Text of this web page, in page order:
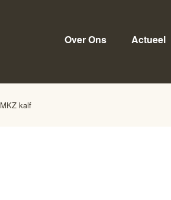
Over Ons Actueel
MKZ kalf